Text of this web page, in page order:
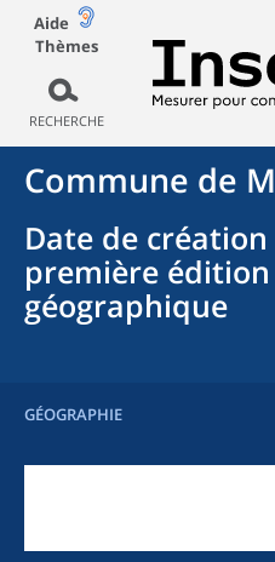
Aide
Thèmes
RECHERCHE
Commune de
Date de création
première
géographique
GÉOGRAPHIE